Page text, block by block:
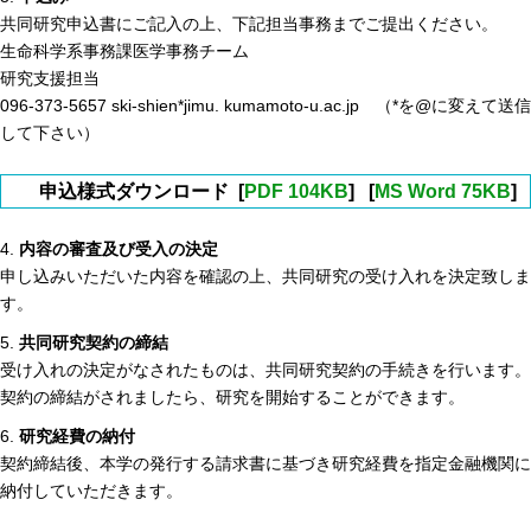
共同研究申込書にご記入の上、下記担当事務までご提出ください。
生命科学系事務課医学事務チーム
研究支援担当
096-373-5657 ski-shien*jimu. kumamoto-u.ac.jp （*を@に変えて送信
して下さい）
申込様式ダウンロード [PDF 104KB] [MS Word 75KB]
4. 内容の審査及び受入の決定
申し込みいただいた内容を確認の上、共同研究の受け入れを決定致しま
す。
5. 共同研究契約の締結
受け入れの決定がなされたものは、共同研究契約の手続きを行います。
契約の締結がされましたら、研究を開始することができます。
6. 研究経費の納付
契約締結後、本学の発行する請求書に基づき研究経費を指定金融機関に
納付していただきます。